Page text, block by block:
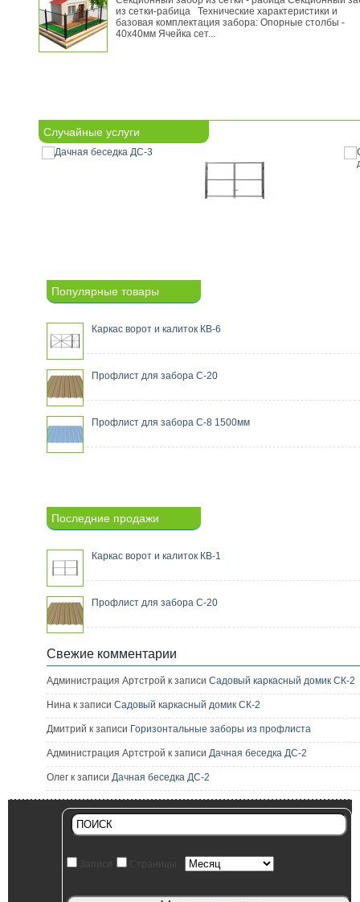
из сетки-рабица Технические характеристики и
базовая комплектация забора: Опорные столбы -
40х40мм Ячейка сет...
Случайные услуги
Популярные товары
Каркас ворот и калиток КВ-6
Профлист для забора С-20
Профлист для забора С-8 1500мм
Последние продажи
Каркас ворот и калиток КВ-1
Профлист для забора С-20
Свежие комментарии
Администрация Артстрой к записи Садовый каркасный домик СК-2
Нина к записи Садовый каркасный домик СК-2
Дмитрий к записи Горизонтальные заборы из профлиста
Администрация Артстрой к записи Дачная беседка ДС-2
Олег к записи Дачная беседка ДС-2
Записи Страницы